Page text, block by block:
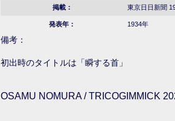
掲載： 東京日日新聞
発表年： 1934年
備考：
初出時のタイトルは「瞬する首」
OSAMU NOMURA / TRICOGIMMICK